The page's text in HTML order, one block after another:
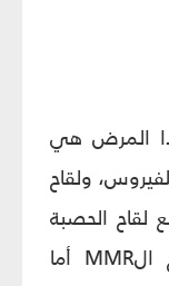
المرض هي
ولقاح
لقاح الحصبة
ولقاح النكاف وهو معروف بلقاح الMMR أما